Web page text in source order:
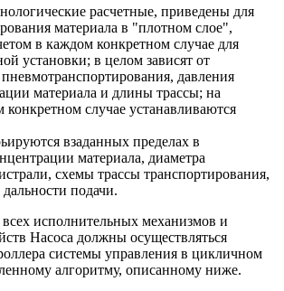
расчетные, приведены для
материала в "плотном слое",
в каждом конкретном случае для
установки; в целом зависят от
давления
материала и длины трассы; на
случае устанавливаются
взаданных пределах в
материала, диаметра
схемы трассы транспортирования,
подачи.
всех исполнительных механизмов и
Насоса должны осуществляться
системы управления в цикличном
алгоритму, описанному ниже.